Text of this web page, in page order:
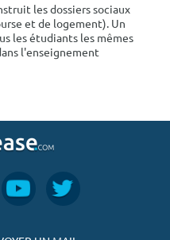
les dossiers sociaux
et de logement). Un
les étudiants les mêmes
l'enseignement